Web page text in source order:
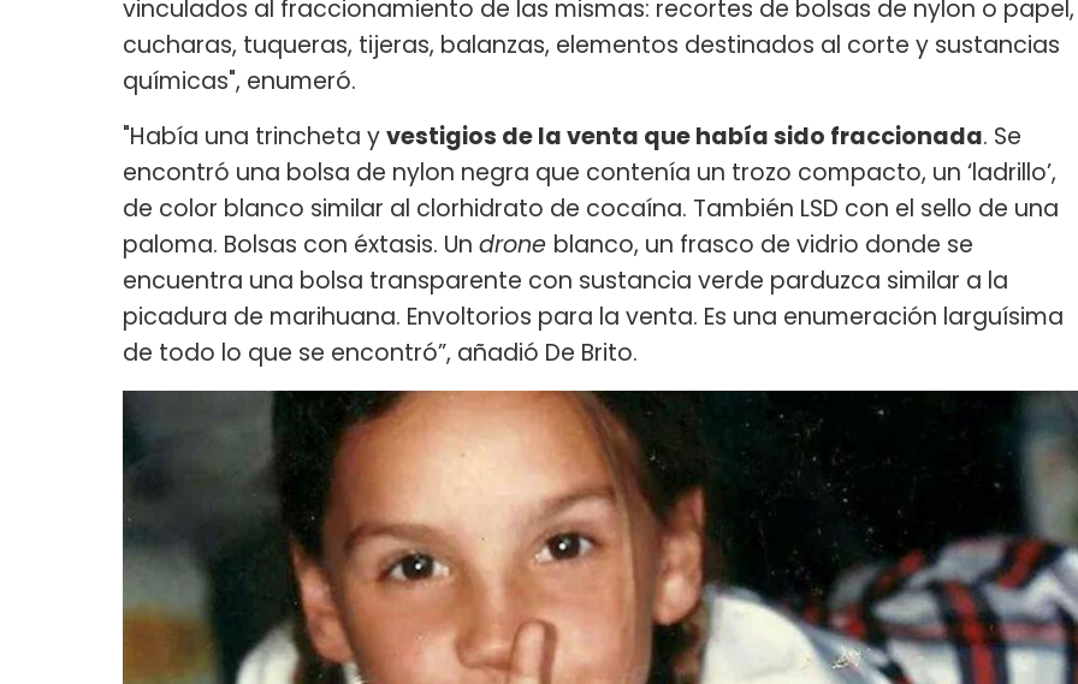
vinculados al fraccionamiento de las mismas: recortes de bolsas de nylon o papel,
cucharas, tuqueras, tijeras, balanzas, elementos destinados al corte y sustancias
químicas", enumeró.
"Había una trincheta yvestigios de la venta que había sido fraccionada. Se
encontró una bolsa de nylon negra que contenía un trozo compacto, un ‘ladrillo’,
de color blanco similar al clorhidrato de cocaína. También LSD con el sello de una
paloma. Bolsas con éxtasis. Un drone blanco, un frasco de vidrio donde se
encuentra una bolsa transparente con sustancia verde parduzca similar a la
picadura de marihuana. Envoltorios para la venta. Es una enumeración larguísima
de todo lo que se encontró”, añadió De Brito.